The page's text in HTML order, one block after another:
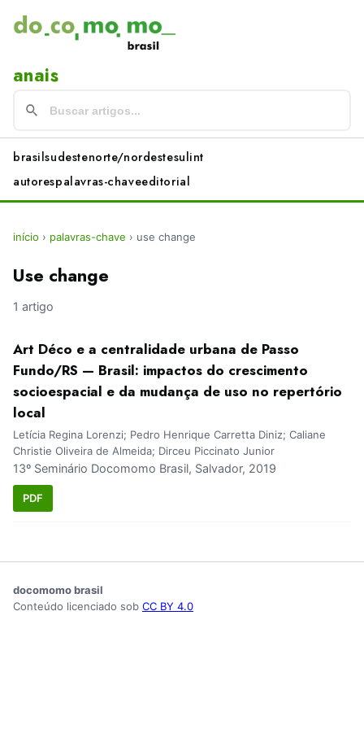
anais
brasilsudestenorte/nordestesulint
autorespalavras-chaveeditorial
início › palavras-chave › use change
Use change
1 artigo
Art Déco e a centralidade urbana de Passo
Fundo/RS — Brasil: impactos do crescimento
socioespacial e da mudança de uso no repertório
local
Letícia Regina Lorenzi; Pedro Henrique Carretta Diniz; Caliane
Christie Oliveira de Almeida; Dirceu Piccinato Junior
13º Seminário Docomomo Brasil, Salvador, 2019
PDF
docomomo brasil
Conteúdo licenciado sob CC BY 4.0